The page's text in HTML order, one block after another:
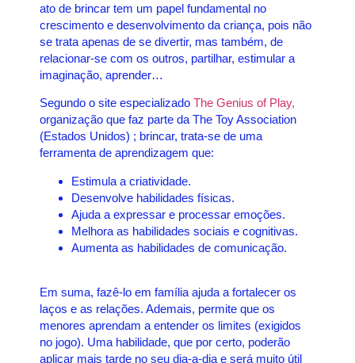
ato de brincar tem um papel fundamental no
crescimento e desenvolvimento da criança, pois não
se trata apenas de se divertir, mas também, de
relacionar-se com os outros, partilhar, estimular a
imaginação, aprender…
Segundo o site especializado The Genius of Play,
organização que faz parte da The Toy Association
(Estados Unidos) ; brincar, trata-se de uma
ferramenta de aprendizagem que:
Estimula a criatividade.
Desenvolve habilidades físicas.
Ajuda a expressar e processar emoções.
Melhora as habilidades sociais e cognitivas.
Aumenta as habilidades de comunicação.
Em suma, fazê-lo em família ajuda a fortalecer os
laços e as relações. Ademais, permite que os
menores aprendam a entender os limites (exigidos
no jogo). Uma habilidade, que por certo, poderão
aplicar mais tarde no seu dia-a-dia e será muito útil